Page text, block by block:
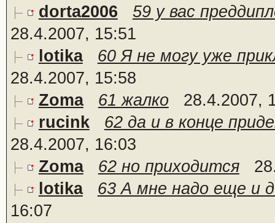
dorta2006
59 у вас
28.4.2007, 15:51
lotika
60 Я не могу уже
28.4.2007, 15:58
Zoma
61 жалко
28.4.2007,
rucink
62 да и в конце
28.4.2007, 16:03
Zoma
62 но приходится
lotika
63 А мне надо еще и
16:07